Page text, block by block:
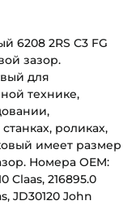
6208 2RS C3 FG
зазор.
для
технике,
роликах,
имеет размер
Номера OEM:
Claas, 216895.0
JD30120 John